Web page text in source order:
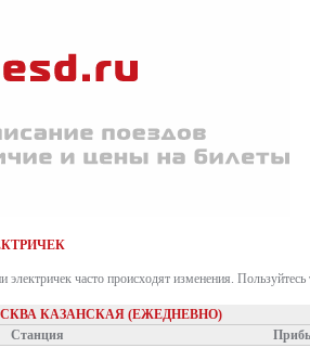
электричек часто происходят изменения.
КАЗАНСКАЯ (ЕЖЕДНЕВНО)
Станция